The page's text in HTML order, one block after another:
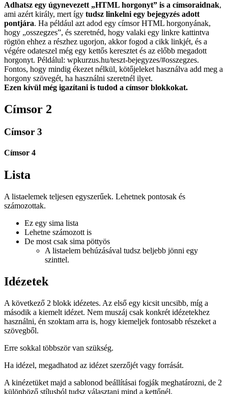
Adhatsz egy úgynevezett „HTML horgonyt” is a címsoraidnak,
ami azért király, mert így tudsz linkelni egy bejegyzés adott
pontjára. Ha például azt adod egy címsor HTML horgonyának,
hogy „osszegzes”, és szeretnéd, hogy valaki egy linkre kattintva
rögtön ehhez a részhez ugorjon, akkor fogod a cikk linkjét, és a
végére odateszel még egy kettős keresztet és az előbb megadott
horgonyt. Példálul: wpkurzus.hu/teszt-bejegyzes/#osszegzes.
Fontos, hogy mindig ékezet nélkül, kötőjeleket használva add meg a
horgony szövegét, ha használni szeretnél ilyet.
Ezen kívül még igazítani is tudod a címsor blokkokat.
Címsor 2
Címsor 3
Címsor 4
Lista
A listaelemek teljesen egyszerűek. Lehetnek pontosak és
számozottak.
Ez egy sima lista
Lehetne számozott is
De most csak sima pöttyös
A listaelem behúzásával tudsz beljebb jönni egy
szinttel.
Idézetek
A következő 2 blokk idézetes. Az első egy kicsit uncsibb, míg a
második a kiemelt idézet. Nem muszáj csak konkrét idézetekhez
használni, én szoktam arra is, hogy kiemeljek fontosabb részeket a
szövegből.
Erre sokkal többször van szükség.
Ha idézel, megadhatod az idézet szerzőjét vagy forrását.
A kinézetüket majd a sablonod beállításai fogják meghatározni, de 2
különböző stílusból tudsz választani mind a kettőnél.